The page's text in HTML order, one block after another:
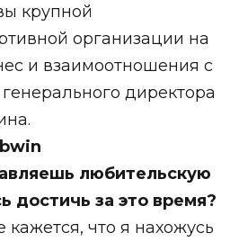
крупной
организации на
и взаимоотношения с
директора
любительскую
достичь за это время?
что я нахожусь